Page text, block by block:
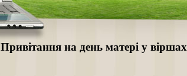
Привітання на день матері у віршах